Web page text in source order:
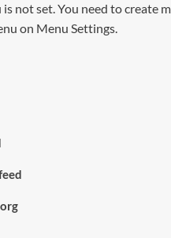
is not set. You need to create
on Menu Settings.